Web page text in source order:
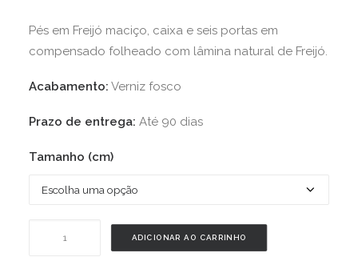
Pés em Freijó maciço, caixa e seis portas em
compensado folheado com lâmina natural de Freijó.
Acabamento: Verniz fosco
Prazo de entrega: Até 90 dias
Tamanho (cm)
ADICIONAR AO CARRINHO